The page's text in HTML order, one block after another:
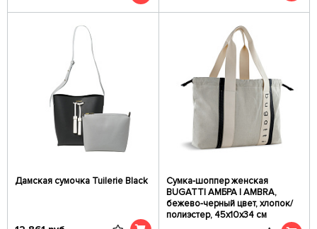
Дамская сумочка Tuilerie Black
Сумка-шоппер женская
BUGATTI АМБРА | AMBRA,
бежево-черный цвет, хлопок/
полиэстер, 45х10х34 см